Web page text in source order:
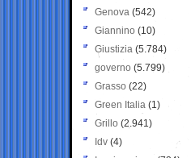
Genova (542)
Giannino (10)
Giustizia (5.784)
governo (5.799)
Grasso (22)
Green Italia (1)
Grillo (2.941)
Idv (4)